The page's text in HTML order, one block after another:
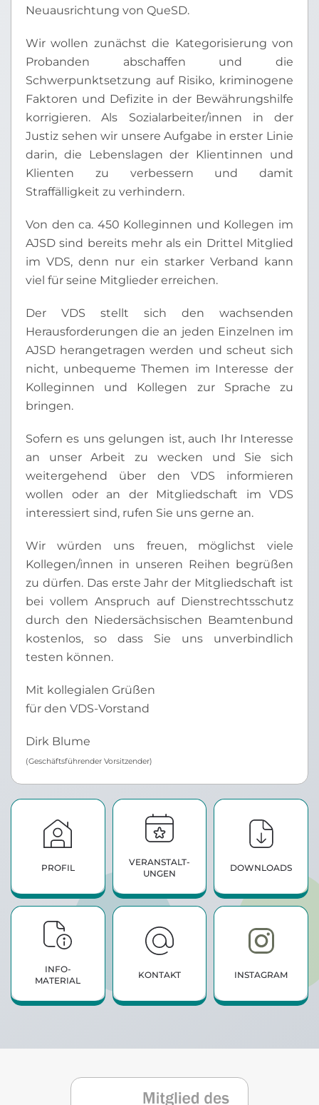
Neuausrichtung von QueSD.
Wir wollen zunächst die Kategorisierung von
Probanden abschaffen und die
Schwerpunktsetzung auf Risiko, kriminogene
Faktoren und Defizite in der Bewährungshilfe
korrigieren. Als Sozialarbeiter/innen in der
Justiz sehen wir unsere Aufgabe in erster Linie
darin, die Lebenslagen der Klientinnen und
Klienten zu verbessern und damit
Straffälligkeit zu verhindern.
Von den ca. 450 Kolleginnen und Kollegen im
AJSD sind bereits mehr als ein Drittel Mitglied
im VDS, denn nur ein starker Verband kann
viel für seine Mitglieder erreichen.
Der VDS stellt sich den wachsenden
Herausforderungen die an jeden Einzelnen im
AJSD herangetragen werden und scheut sich
nicht, unbequeme Themen im Interesse der
Kolleginnen und Kollegen zur Sprache zu
bringen.
Sofern es uns gelungen ist, auch Ihr Interesse
an unser Arbeit zu wecken und Sie sich
weitergehend über den VDS informieren
wollen oder an der Mitgliedschaft im VDS
interessiert sind, rufen Sie uns gerne an.
Wir würden uns freuen, möglichst viele
Kollegen/innen in unseren Reihen begrüßen
zu dürfen. Das erste Jahr der Mitgliedschaft ist
bei vollem Anspruch auf Dienstrechtsschutz
durch den Niedersächsischen Beamtenbund
kostenlos, so dass Sie uns unverbindlich
testen können.
Mit kollegialen Grüßen
für den VDS-Vorstand
Dirk Blume
(Geschäftsführender Vorsitzender)
PROFIL
VERANSTALT­
UNGEN
DOWNLOADS
INFO­
MATERIAL
KONTAKT INSTAGRAM